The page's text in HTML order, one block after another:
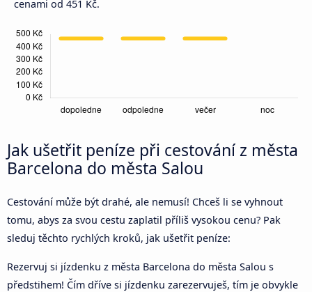
cenami od 451 Kč.
Jak ušetřit peníze při cestování z města
Barcelona do města Salou
Cestování může být drahé, ale nemusí! Chceš li se vyhnout
tomu, abys za svou cestu zaplatil příliš vysokou cenu? Pak
sleduj těchto rychlých kroků, jak ušetřit peníze:
Rezervuj si jízdenku z města Barcelona do města Salou s
předstihem! Čím dříve si jízdenku zarezervuješ, tím je obvykle